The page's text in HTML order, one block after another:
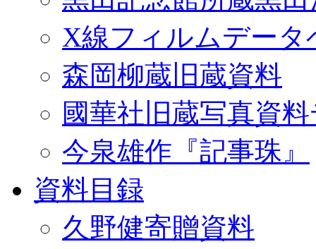
X線フィルムデータ
森岡柳蔵旧蔵資料
國華社旧蔵写真資
今泉雄作『記事珠』
資料目録
久野健寄贈資料